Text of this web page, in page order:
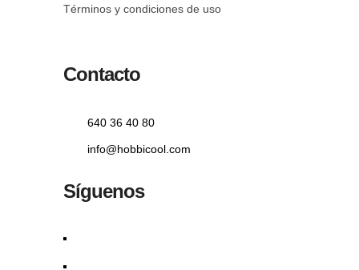
Términos y condiciones de uso
Contacto
640 36 40 80
info@hobbicool.com
Síguenos